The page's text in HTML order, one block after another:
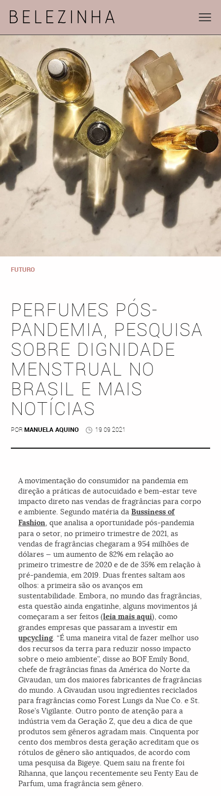
FUTURO
PERFUMES PÓS-
PANDEMIA, PESQUISA
SOBRE DIGNIDADE
MENSTRUAL NO
BRASIL E MAIS
NOTÍCIAS
PORMANUELA AQUINO 19 09 2021
A movimentação do consumidor na pandemia em
direção a práticas de autocuidado e bem-estar teve
impacto direto nas vendas de fragrâncias para corpo
e ambiente. Segundo matéria daBussiness of
Fashion, que analisa a oportunidade pós-pandemia
para o setor, no primeiro trimestre de 2021, as
vendas de fragrâncias chegaram a 954 milhões de
dólares — um aumento de 82% em relação ao
primeiro trimestre de 2020 e de de 35% em relação à
pré-pandemia, em 2019. Duas frentes saltam aos
olhos: a primeira são os avanços em
sustentabilidade. Embora, no mundo das fragrâncias,
esta questão ainda engatinhe, alguns movimentos já
começaram a ser feitos (leia mais aqui), como
grandes empresas que passaram a investir em
upcycling. “É uma maneira vital de fazer melhor uso
dos recursos da terra para reduzir nosso impacto
sobre o meio ambiente”, disse ao BOF Emily Bond,
chefe de fragrâncias finas da América do Norte da
Givaudan, um dos maiores fabricantes de fragrâncias
do mundo. A Givaudan usou ingredientes reciclados
para fragrâncias como Forest Lungs da Nue Co. e St.
Rose’s Vigilante. Outro ponto de atenção para a
indústria vem da Geração Z, que deu a dica de que
produtos sem gêneros agradam mais. Cinquenta por
cento dos membros desta geração acreditam que os
rótulos de gênero são antiquados, de acordo com
uma pesquisa da Bigeye. Quem saiu na frente foi
Rihanna, que lançou recentemente seu Fenty Eau de
Parfum, uma fragrância sem gênero.